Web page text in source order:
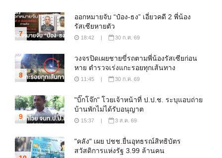
7
ออกหมายจับ “ป๋อง-ธง” เอี่ยวคดี 2 พี่น้อง
รัสเซียหายตัว
18:42 30 ก.ค. 69
8
วงจรปิดเผยชายขี่รถตามพี่น้องรัสเซียก่อน
หาย ตำรวจเร่งแกะรอยทุกเส้นทาง
11:45 30 ก.ค. 69
9
"บิ๊กโจ๊ก" โวยเจ้าหน้าที่ ป.ป.ช. ระบุแอบถ่าย
บ้านพักไม่ได้รับอนุญาต
15:37 3 ส.ค. 69
"คลัง" เผย ปชช.ยื่นอุทธรณ์สิทธิบัตร
สวัสดิการแห่งรัฐ 3.99 ล้านคน